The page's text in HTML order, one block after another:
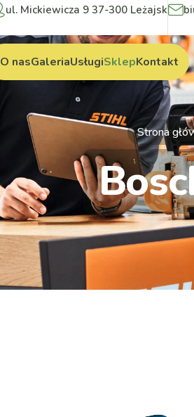
ul. Mickiewicza 9 37-300 Leżajsk
O nasGaleriaUsługiSklepKontakt
Strona